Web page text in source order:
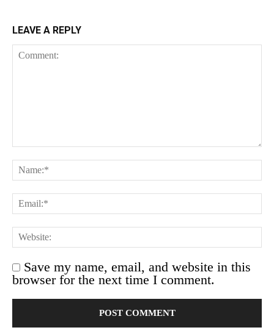
LEAVE A REPLY
Save my name, email, and website in this
browser for the next time I comment.